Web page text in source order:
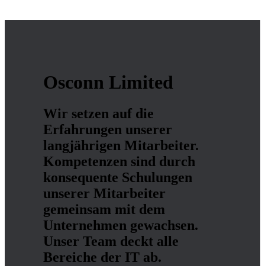
Osconn Limited
Wir setzen auf die
Erfahrungen unserer
langjährigen Mitarbeiter.
Kompetenzen sind durch
konsequente Schulungen
unserer Mitarbeiter
gemeinsam mit dem
Unternehmen gewachsen.
Unser Team deckt alle
Bereiche der IT ab.